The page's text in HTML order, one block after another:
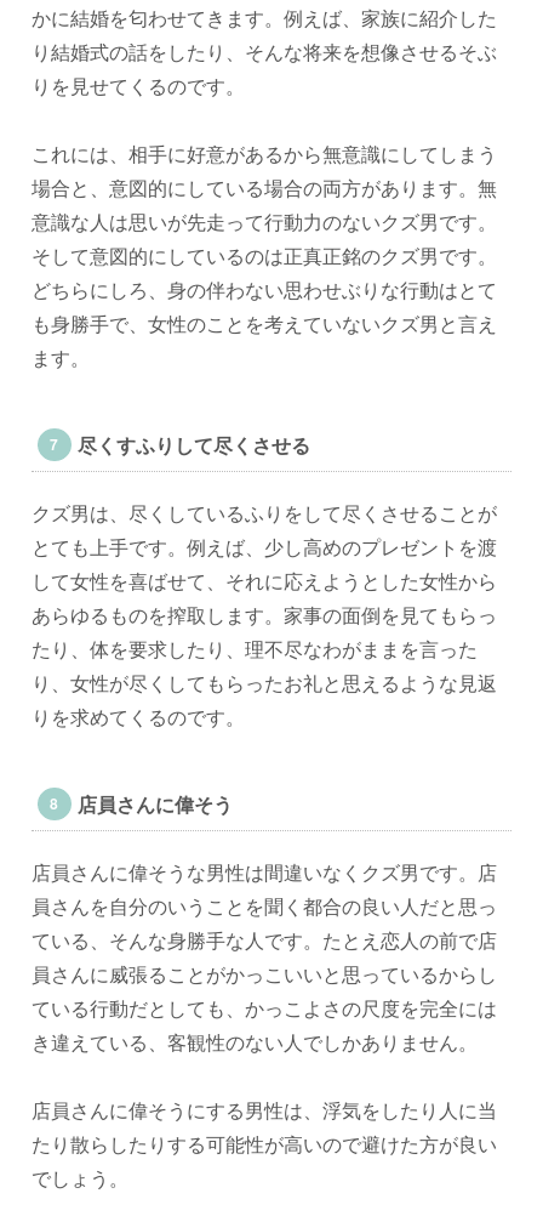
かに結婚を匂わせてきます。例えば、家族に紹介した
り結婚式の話をしたり、そんな将来を想像させるそぶ
りを見せてくるのです。
これには、相手に好意があるから無意識にしてしまう
場合と、意図的にしている場合の両方があります。無
意識な人は思いが先走って行動力のないクズ男です。
そして意図的にしているのは正真正銘のクズ男です。
どちらにしろ、身の伴わない思わせぶりな行動はとて
も身勝手で、女性のことを考えていないクズ男と言え
ます。
尽くすふりして尽くさせる
クズ男は、尽くしているふりをして尽くさせることが
とても上手です。例えば、少し高めのプレゼントを渡
して女性を喜ばせて、それに応えようとした女性から
あらゆるものを搾取します。家事の面倒を見てもらっ
たり、体を要求したり、理不尽なわがままを言った
り、女性が尽くしてもらったお礼と思えるような見返
りを求めてくるのです。
店員さんに偉そう
店員さんに偉そうな男性は間違いなくクズ男です。店
員さんを自分のいうことを聞く都合の良い人だと思っ
ている、そんな身勝手な人です。たとえ恋人の前で店
員さんに威張ることがかっこいいと思っているからし
ている行動だとしても、かっこよさの尺度を完全には
き違えている、客観性のない人でしかありません。
店員さんに偉そうにする男性は、浮気をしたり人に当
たり散らしたりする可能性が高いので避けた方が良い
でしょう。